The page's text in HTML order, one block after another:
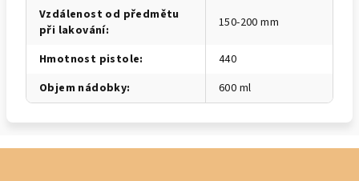
Vzdálenost od předmětu
při lakování: 150-200 mm
Hmotnost pistole:
440
Objem nádobky: 600 ml